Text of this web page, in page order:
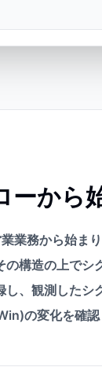
ーから
業務から始ま
構造の上でシ
し、観測したシ
の変化を確認